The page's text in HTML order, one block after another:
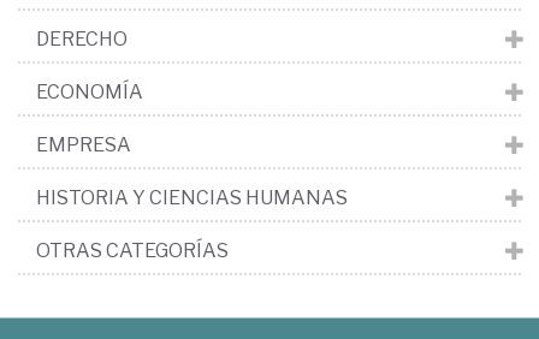
DERECHO
ECONOMÍA
EMPRESA
HISTORIA Y CIENCIAS HUMANAS
OTRAS CATEGORÍAS